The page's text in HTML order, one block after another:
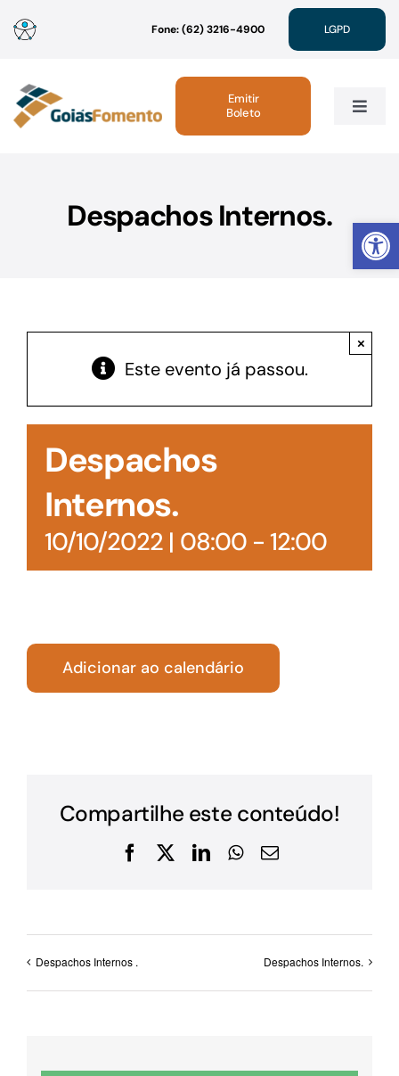
Abrir
para
conteúdo
Fone: (62) 3216-4900 LGPD
Toggle
Linhas de Crédito
Acesso à Informação
Emitir
Boleto
Despachos Internos.
Este evento já passou.
×
Despachos
Internos.
10/10/2022 | 08:00- 12:00
Adicionar ao calendário
Compartilhe este conteúdo!
Facebook
X LinkedInWhatsApp
E-
Despachos Internos . Despachos Internos.